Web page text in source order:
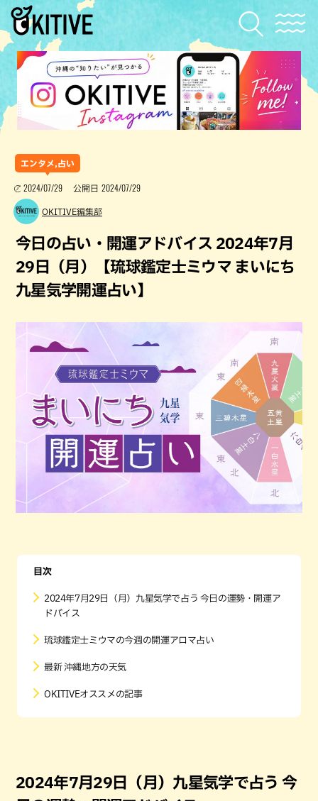
エンタメ,占い
2024/07/29 公開日 2024/07/29
OKITIVE編集部
今日の占い・開運アドバイス 2024年7月
29日（月）【琉球鑑定士ミウマ まいにち
九星気学開運占い】
目次
2024年7月29日（月）九星気学で占う 今日の運勢・開運ア
ドバイス
琉球鑑定士ミウマの今週の開運アロマ占い
最新 沖縄地方の天気
OKITIVEオススメの記事
2024年7月29日（月）九星気学で占う 今